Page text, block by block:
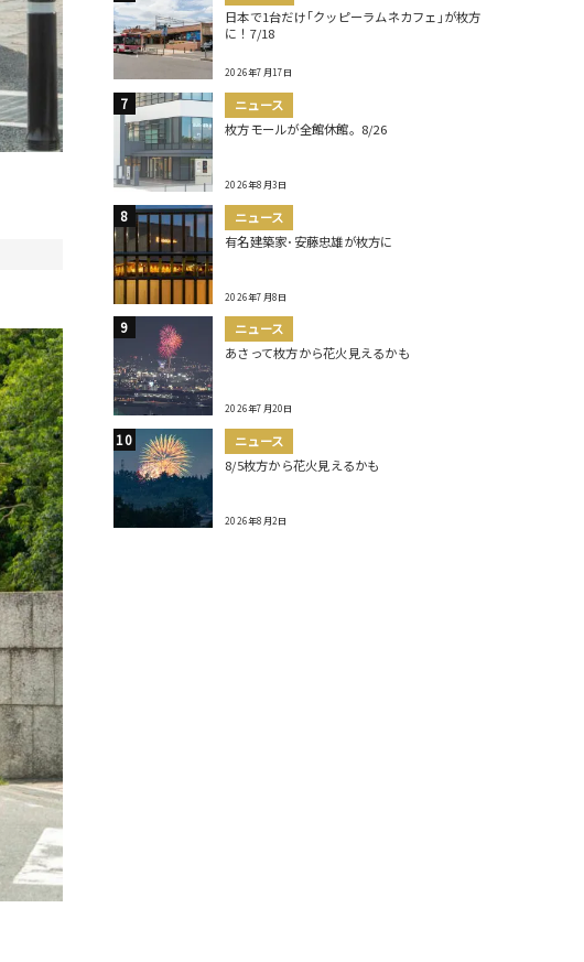
日本で1台だけ｢クッピーラムネカフェ｣が枚方
に！7/18
2026年7月17日
ニュース
枚方モールが全館休館。8/26
2026年8月3日
ニュース
有名建築家･安藤忠雄が枚方に
2026年7月8日
ニュース
あさって枚方から花火見えるかも
2026年7月20日
ニュース
8/5枚方から花火見えるかも
2026年8月2日